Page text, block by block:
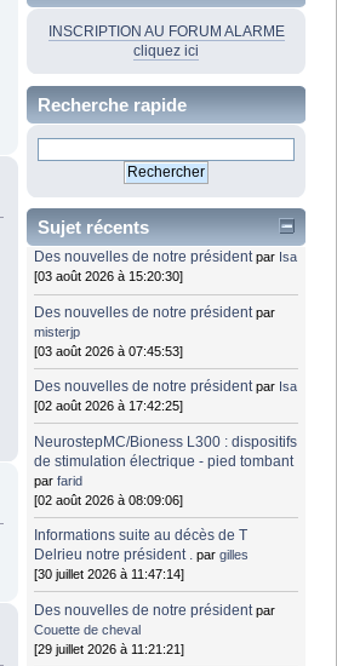
INSCRIPTION AU FORUM ALARME
cliquez ici
Recherche rapide
Sujet récents
Des nouvelles de notre président par Isa
[03 août 2026 à 15:20:30]
Des nouvelles de notre président par
misterjp
[03 août 2026 à 07:45:53]
Des nouvelles de notre président par Isa
[02 août 2026 à 17:42:25]
NeurostepMC/Bioness L300 : dispositifs
de stimulation électrique - pied tombant
parfarid
[02 août 2026 à 08:09:06]
Informations suite au décès de T
Delrieu notre président . pargilles
[30 juillet 2026 à 11:47:14]
Des nouvelles de notre président par
Couette de cheval
[29 juillet 2026 à 11:21:21]